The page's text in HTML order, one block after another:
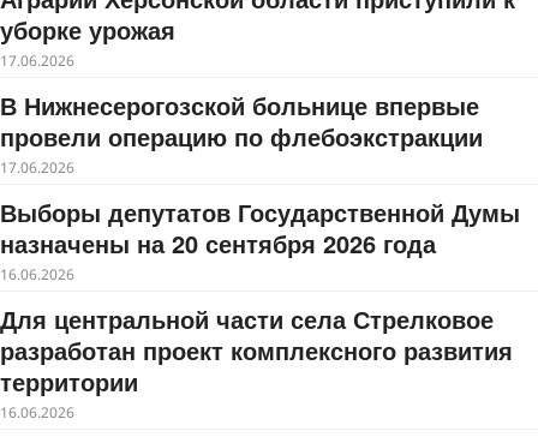
уборке урожая
17.06.2026
В Нижнесерогозской больнице впервые
провели операцию по флебоэкстракции
17.06.2026
Выборы депутатов Государственной Думы
назначены на 20 сентября 2026 года
16.06.2026
Для центральной части села Стрелковое
разработан проект комплексного развития
территории
16.06.2026